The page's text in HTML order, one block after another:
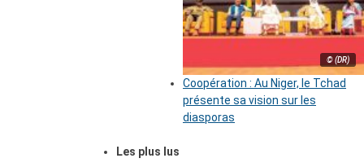
© (DR)
Coopération : Au Niger, le Tchad
présente sa vision sur les
diasporas
Les plus lus